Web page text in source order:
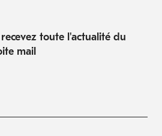
toute l'actualité du
mail